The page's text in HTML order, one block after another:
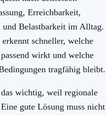
Erreichbarkeit,
Belastbarkeit im Alltag.
schneller, welche
wirkt und welche
tragfähig bleibt.
wichtig, weil regionale
gute Lösung muss nicht